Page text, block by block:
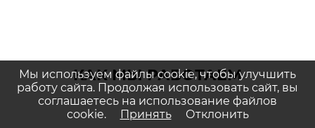
КАК МЫ РАБОТАЕМ
Мы используем файлы cookie, чтобы улучшить
работу сайта. Продолжая использовать сайт, вы
соглашаетесь на использование файлов
cookie.
Принять Отклонить